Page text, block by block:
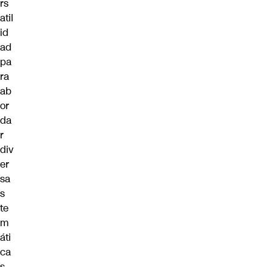
rs
atil
id
ad
pa
ra
ab
or
da
r
div
er
sa
s
te
m
áti
ca